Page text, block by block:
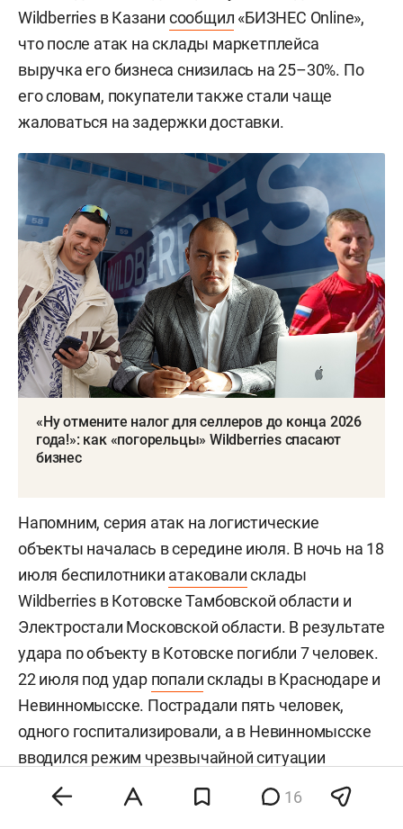
Wildberries в Казани сообщил «БИЗНЕС Online»,
что после атак на склады маркетплейса
выручка его бизнеса снизилась на 25–30%. По
его словам, покупатели также стали чаще
жаловаться на задержки доставки.
«Ну отмените налог для селлеров до конца 2026
года!»: как «погорельцы» Wildberries спасают
бизнес
Напомним, серия атак на логистические
объекты началась в середине июля. В ночь на 18
июля беспилотники атаковалисклады
Wildberries в Котовске Тамбовской области и
Электростали Московской области. В результате
удара по объекту в Котовске погибли 7 человек.
22 июля под удар попалисклады в Краснодаре и
Невинномысске. Пострадали пять человек,
одного госпитализировали, а в Невинномысске
вводился режим чрезвычайной ситуации
локального уровня.
16